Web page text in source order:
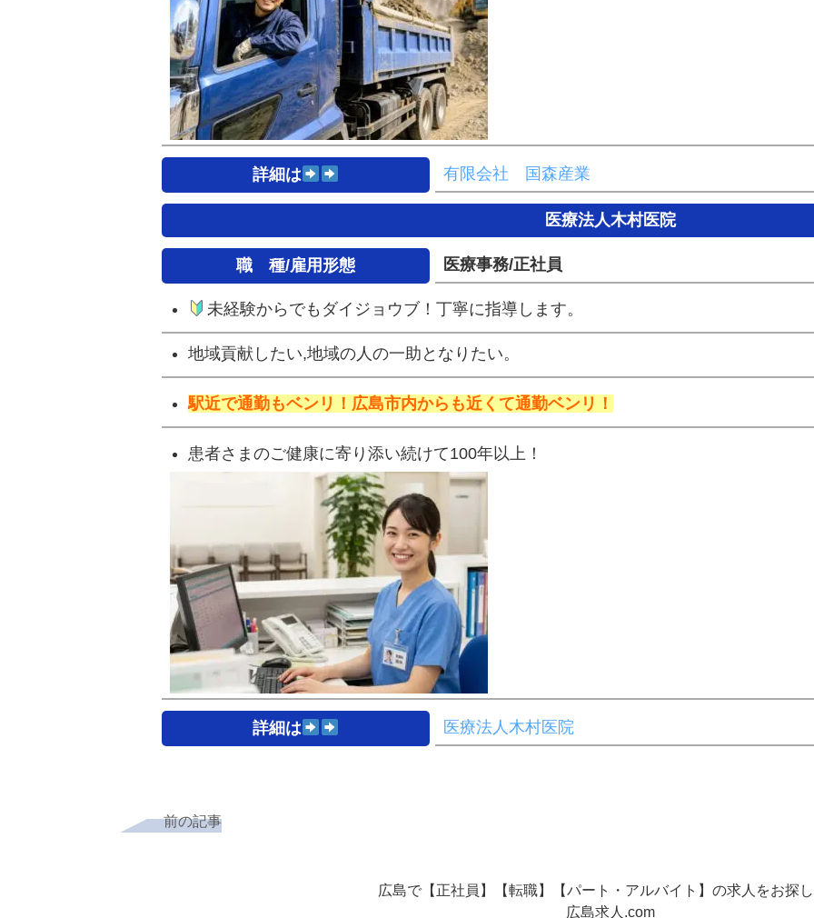
詳細は 有限会社 国森産業
医療法人木村医院
職 種/雇用形態 医療事務/正社員
未経験からでもダイジョウブ！丁寧に指導します。
地域貢献したい,地域の人の一助となりたい。
駅近で通勤もベンリ！ 広島市内からも近くて通勤ベンリ！
患者さまのご健康に寄り添い続けて100年以上！
詳細は 医療法人木村医院
前の記事
広島で【正社員】【転職】【パート・アルバイト】の求人をお探
広島求人.com